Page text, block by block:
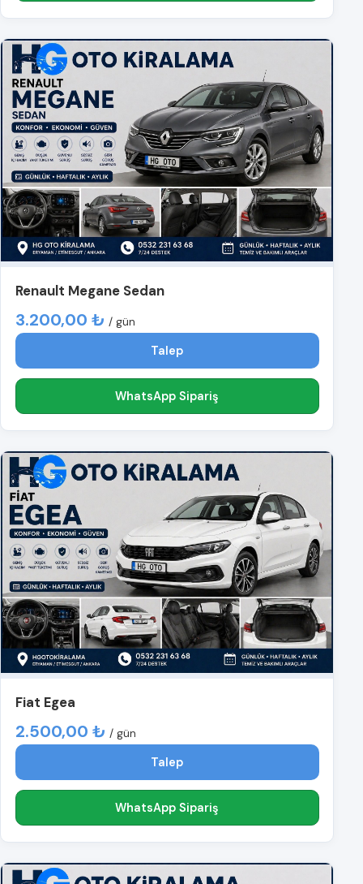
Renault Megane Sedan
3.200,00 ₺ / gün
Talep
WhatsApp Sipariş
Fiat Egea
2.500,00 ₺ / gün
Talep
WhatsApp Sipariş